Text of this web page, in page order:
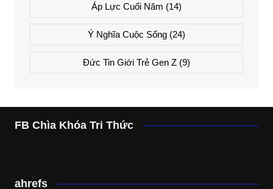
Áp Lực Cuối Năm (14)
Ý Nghĩa Cuộc Sống(24)
Đức Tin Giới Trẻ Gen Z(9)
FB Chìa Khóa Tri Thức
ahrefs